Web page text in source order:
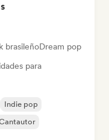
brasileñoDream pop
para
Indie pop